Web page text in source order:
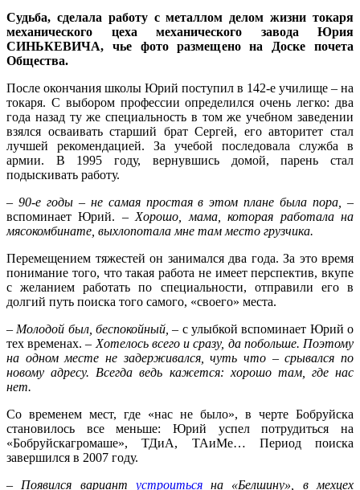
Судьба, сделала работу с металлом делом жизни токаря
механического цеха механического завода Юрия
СИНЬКЕВИЧА, чье фото размещено на Доске почета
Общества.
После окончания школы Юрий поступил в 142-е училище – на
токаря. С выбором профессии определился очень легко: два
года назад ту же специа­льность в том же учебном заведении
взялся осваивать старший брат Сергей, его авторитет стал
лучшей рекомендацией. За учебой последовала служба в
армии. В 1995 году, вернувшись домой, парень стал
подыскивать работу.
– 90-е годы – не самая прос­тая в этом плане была пора,
–
вспоминает Юрий. – Хорошо, мама, которая работала на
мясокомбинате, выхлопотала мне там место грузчика.
Перемещением тяжестей он занимался два года. За это время
понимание того, что такая работа не имеет перспектив, вкупе
с желанием работать по специальности, отправили его в
долгий путь поиска того самого, «своего» места.
– Молодой был, беспокойный, – с улыбкой вспоминает Юрий о
тех временах. – Хотелось всего и сразу, да побольше. Поэтому
на одном месте не задерживался, чуть что – срывался по
новому адресу. Всегда ведь кажется: хорошо там, где нас
нет.
Со временем мест, где «нас не было», в черте Бобруйска
становилось все меньше: Юрий успел потрудиться на
«Бобруйскагромаше», ТДиА, ТАиМе… Период поиска
завершился в 2007 году.
– Появился вариант устрои­тьсяна «Белшину», в мехцех